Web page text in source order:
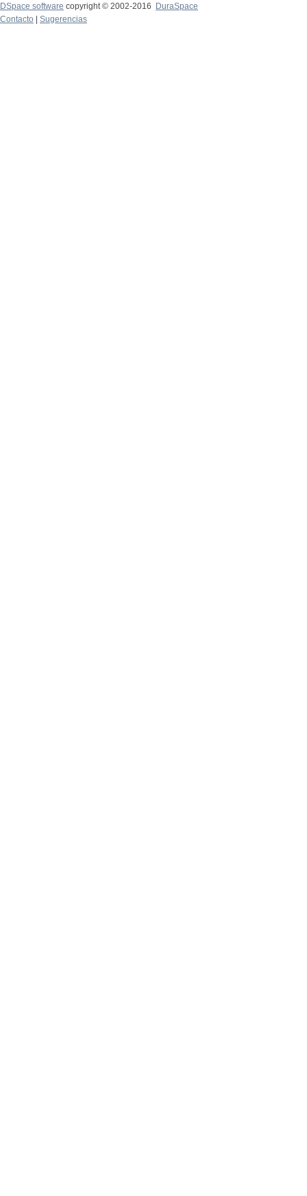
DSpace software copyright © 2002-2016
DuraSpace
Contacto
Sugerencias